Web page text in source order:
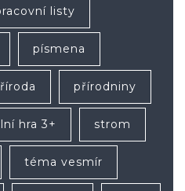
listy
písmena
přírodniny
hra 3+ strom
téma vesmír